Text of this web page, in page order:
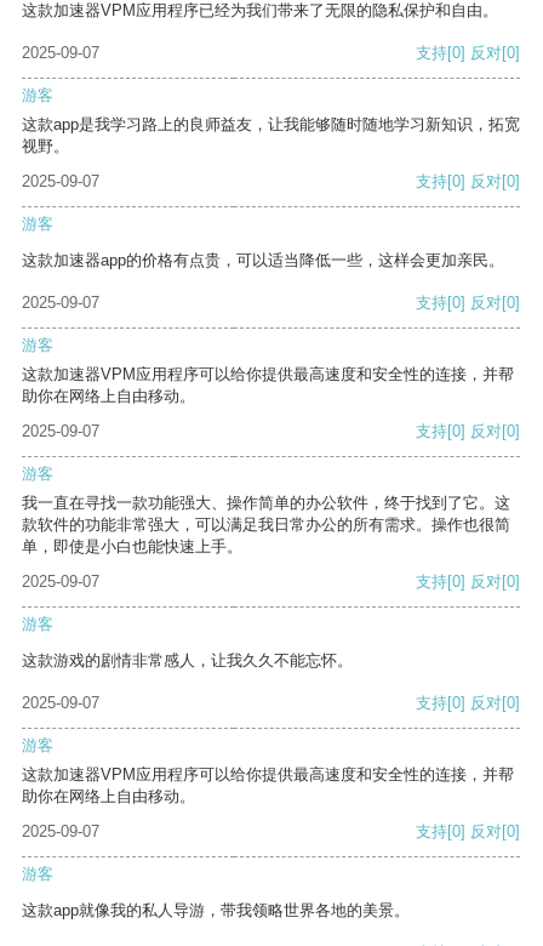
这款加速器VPM应用程序已经为我们带来了无限的隐私保护和自由。
2025-09-07 支持[0] 反对[0]
游客
这款app是我学习路上的良师益友，让我能够随时随地学习新知识，拓宽
视野。
2025-09-07
支持[0] 反对[0]
游客
这款加速器app的价格有点贵，可以适当降低一些，这样会更加亲民。
2025-09-07 支持[0] 反对[0]
游客
这款加速器VPM应用程序可以给你提供最高速度和安全性的连接，并帮
助你在网络上自由移动。
2025-09-07
支持[0] 反对[0]
游客
我一直在寻找一款功能强大、操作简单的办公软件，终于找到了它。这
款软件的功能非常强大，可以满足我日常办公的所有需求。操作也很简
单，即使是小白也能快速上手。
2025-09-07
支持[0] 反对[0]
游客
这款游戏的剧情非常感人，让我久久不能忘怀。
2025-09-07 支持[0] 反对[0]
游客
这款加速器VPM应用程序可以给你提供最高速度和安全性的连接，并帮
助你在网络上自由移动。
2025-09-07
支持[0] 反对[0]
游客
这款app就像我的私人导游，带我领略世界各地的美景。